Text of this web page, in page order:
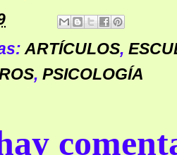
ARTÍCULOS,
, PSICOLOGÍA